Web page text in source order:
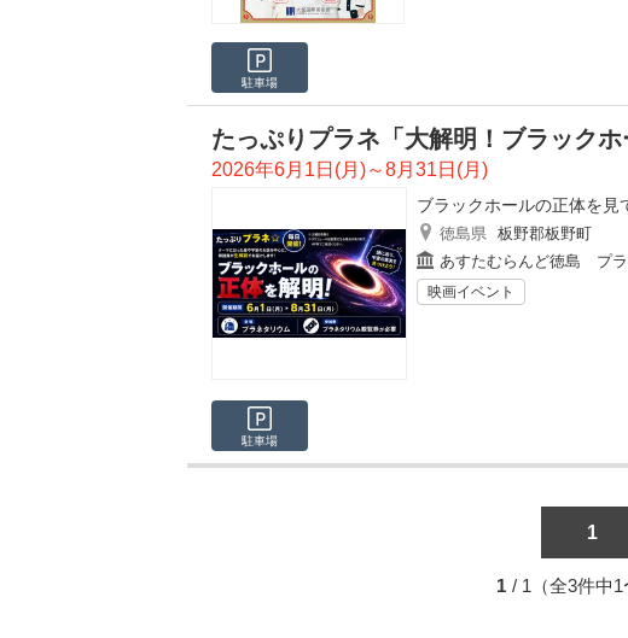
駐車場
たっぷりプラネ「大解明！ブラックホ
2026年6月1日(月)～8月31日(月)
ブラックホールの正体を見
徳島県 板野郡板野町
あすたむらんど徳島 プ
映画イベント
駐車場
1
1 / 1（全3件中1